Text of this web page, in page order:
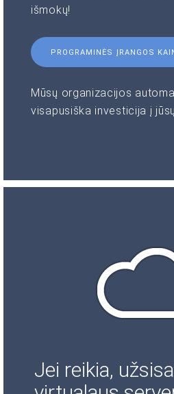
išmokų!
PROGRAMINĖS ĮRANGOS
Mūsų organizacijos
visapusiška investicija į
Jei reikia,